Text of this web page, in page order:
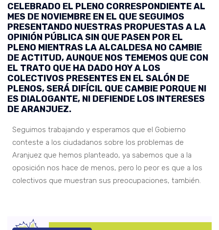
CELEBRADO EL PLENO CORRESPONDIENTE AL
MES DE NOVIEMBRE EN EL QUE SEGUIMOS
PRESENTANDO NUESTRAS PROPUESTAS A LA
OPINIÓN PÚBLICA SIN QUE PASEN POR EL
PLENO MIENTRAS LA ALCALDESA NO CAMBIE
DE ACTITUD, AUNQUE NOS TEMEMOS QUE CON
EL TRATO QUE HA DADO HOY A LOS
COLECTIVOS PRESENTES EN EL SALÓN DE
PLENOS, SERÁ DIFÍCIL QUE CAMBIE PORQUE NI
ES DIALOGANTE, NI DEFIENDE LOS INTERESES
DE ARANJUEZ.
Seguimos trabajando y esperamos que el Gobierno
conteste a los ciudadanos sobre los problemas de
Aranjuez que hemos planteado, ya sabemos que a la
oposición nos hace de menos, pero lo peor es que a los
colectivos que muestran sus preocupaciones, también.